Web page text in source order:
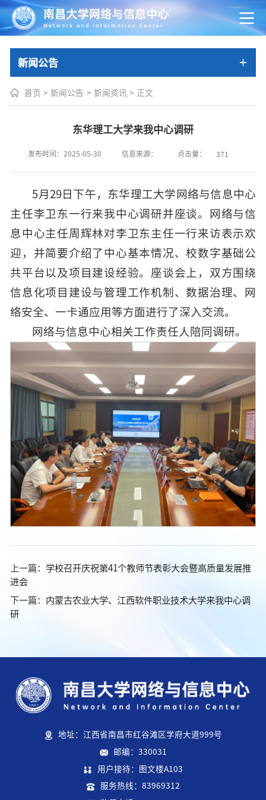
新闻公告
首页 > 新闻公告 > 新闻资讯 > 正文
东华理工大学来我中心调研
发布时间：2025-05-30 信息来源： 点击量： 371
5月29日下午，东华理工大学网络与信息中心
主任李卫东一行来我中心调研并座谈。网络与信
息中心主任周辉林对李卫东主任一行来访表示欢
迎，并简要介绍了中心基本情况、校数字基础公
共平台以及项目建设经验。座谈会上，双方围绕
信息化项目建设与管理工作机制、数据治理、网
络安全、一卡通应用等方面进行了深入交流。
网络与信息中心相关工作责任人陪同调研。
上一篇： 学校召开庆祝第41个教师节表彰大会暨高质量发展推
进会
下一篇： 内蒙古农业大学、江西软件职业技术大学来我中心调
研
地址：江西省南昌市红谷滩区学府大道999号
邮编：330031
用户接待：图文楼A103
服务热线：83969312